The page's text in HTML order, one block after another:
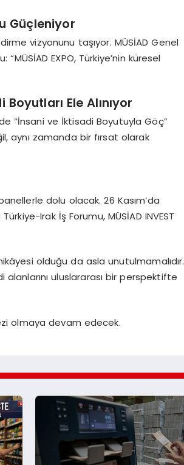
Güçleniyor
vizyonunu taşıyor. MÜSİAD Genel
EXPO, Türkiye’nin küresel
Ele Alınıyor
“İnsani ve İktisadi Boyutuyla Göç”
aynı zamanda bir fırsat olarak
dolu olacak. 26 Kasım’da
Irak İş Forumu, MÜSİAD INVEST
olduğu da asla unutulmamalıdır.
uluslararası bir perspektifte
olmaya devam edecek.